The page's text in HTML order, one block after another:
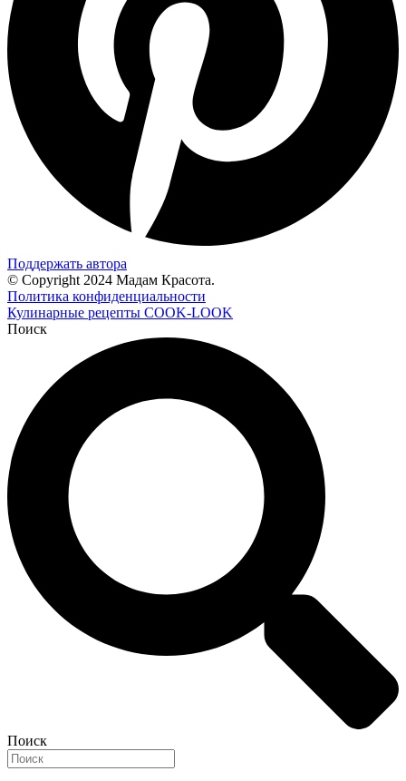
Поддержать автора
© Copyright 2024 Мадам Красота.
Политика конфиденциальности
Кулинарные рецепты COOK-LOOK
Поиск
Поиск